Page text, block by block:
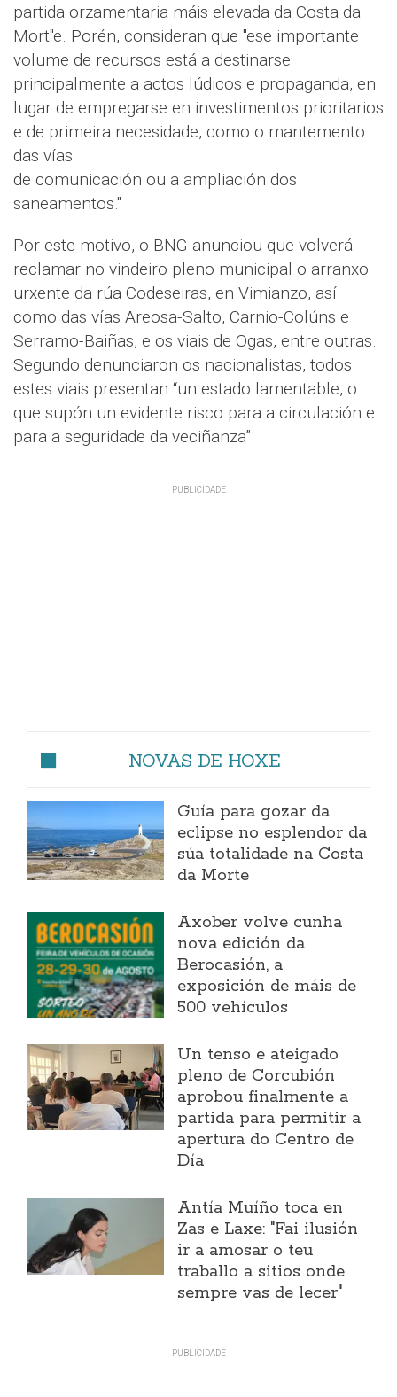
partida orzamentaria máis elevada da Costa da
Mort"e. Porén, consideran que "ese importante
volume de recursos está a destinarse
principalmente a actos lúdicos e propaganda, en
lugar de empregarse en investimentos prioritarios
e de primeira necesidade, como o mantemento
das vías
de comunicación ou a ampliación dos
saneamentos."
Por este motivo, o BNG anunciou que volverá
reclamar no vindeiro pleno municipal o arranxo
urxente da rúa Codeseiras, en Vimianzo, así
como das vías Areosa-Salto, Carnio-Colúns e
Serramo-Baiñas, e os viais de Ogas, entre outras.
Segundo denunciaron os nacionalistas, todos
estes viais presentan “un estado lamentable, o
que supón un evidente risco para a circulación e
para a seguridade da veciñanza”.
NOVAS DE HOXE
Guía para gozar da
eclipse no esplendor da
súa totalidade na Costa
da Morte
Axober volve cunha
nova edición da
Berocasión, a
exposición de máis de
500 vehículos
Un tenso e ateigado
pleno de Corcubión
aprobou finalmente a
partida para permitir a
apertura do Centro de
Día
Antía Muíño toca en
Zas e Laxe: "Fai ilusión
ir a amosar o teu
traballo a sitios onde
sempre vas de lecer"